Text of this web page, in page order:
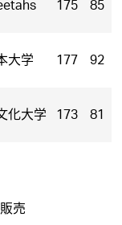
175 85
大学 177 92
化大学 173 81
売